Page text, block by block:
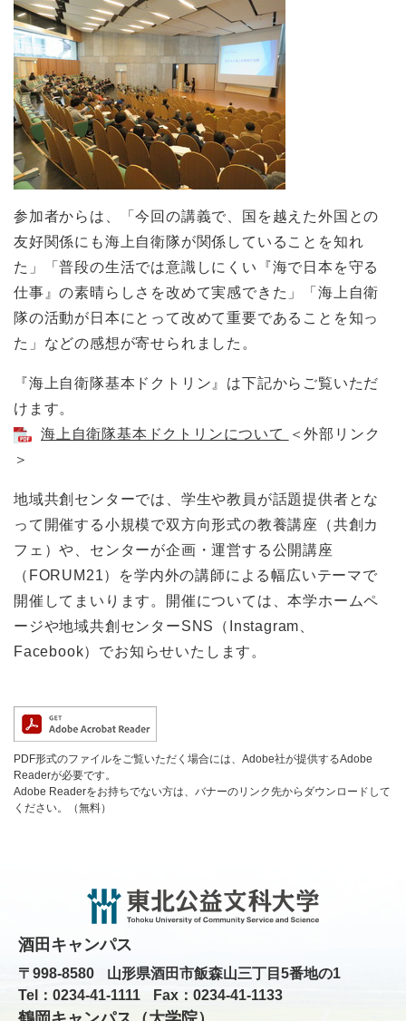
参加者からは、「今回の講義で、国を越えた外国との
友好関係にも海上自衛隊が関係していることを知れ
た」「普段の生活では意識しにくい『海で日本を守る
仕事』の素晴らしさを改めて実感できた」「海上自衛
隊の活動が日本にとって改めて重要であることを知っ
た」などの感想が寄せられました。
『海上自衛隊基本ドクトリン』は下記からご覧いただ
けます。
海上自衛隊基本ドクトリンについて
＜外部リンク
＞
地域共創センターでは、学生や教員が話題提供者とな
って開催する小規模で双方向形式の教養講座（共創カ
フェ）や、センターが企画・運営する公開講座
（FORUM21）を学内外の講師による幅広いテーマで
開催してまいります。開催については、本学ホームペ
ージや地域共創センターSNS（Instagram、
Facebook）でお知らせいたします。
PDF形式のファイルをご覧いただく場合には、Adobe社が提供するAdobe
Readerが必要です。
Adobe Readerをお持ちでない方は、バナーのリンク先からダウンロードして
ください。（無料）
酒田キャンパス
〒998-8580
山形県酒田市飯森山三丁目5番地の1
Tel：0234-41-1111
Fax：0234-41-1133